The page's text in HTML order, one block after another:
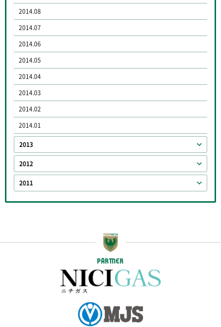
2014.08
2014.07
2014.06
2014.05
2014.04
2014.03
2014.02
2014.01
2013
2012
2011
PARTNER